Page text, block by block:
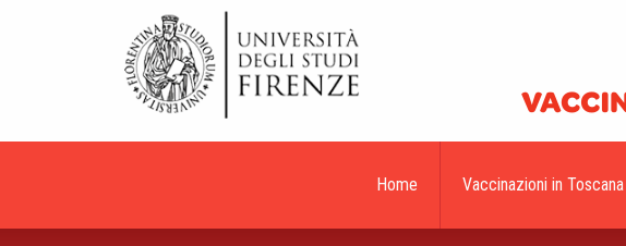
Home Vaccinazioni in Toscana